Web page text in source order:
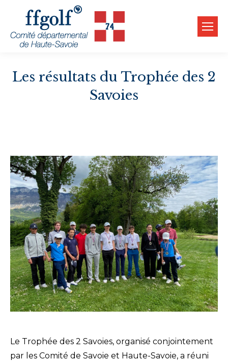
Les résultats du Trophée des 2
Savoies
Le Trophée des 2 Savoies, organisé conjointement
par les Comité de Savoie et Haute-Savoie, a réuni